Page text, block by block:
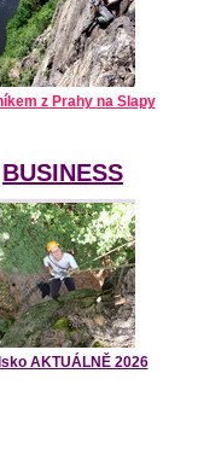
z Prahy na Slapy
BUSINESS
AKTUÁLNĚ 2026